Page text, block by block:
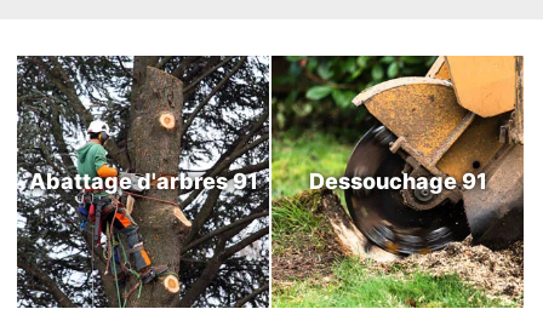
Abattage d'arbres 91 Dessouchage 91